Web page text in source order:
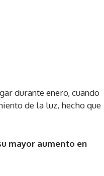
durante enero, cuando
de la luz, hecho que
mayor aumento en